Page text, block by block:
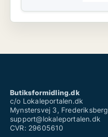
Butiksformidling.dk
c/o Lokaleportalen.dk
Mynstersvej 3, Frederiksberg
support@lokaleportalen.dk
CVR: 29605610